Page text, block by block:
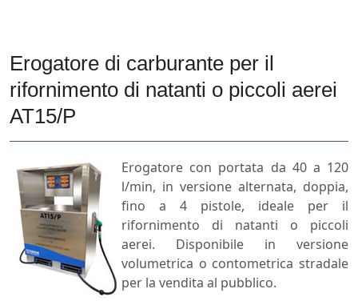
Erogatore di carburante per il
rifornimento di natanti o piccoli aerei
AT15/P
Erogatore con portata da 40 a 120
l/min, in versione alternata, doppia,
fino a 4 pistole, ideale per il
rifornimento di natanti o piccoli
aerei. Disponibile in versione
volumetrica o contometrica stradale
per la vendita al pubblico.